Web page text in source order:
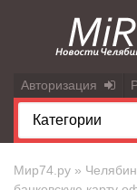
Авторизация
Мир74.ру »